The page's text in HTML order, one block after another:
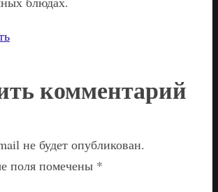
комментарий
не будет опубликован.
поля помечены *